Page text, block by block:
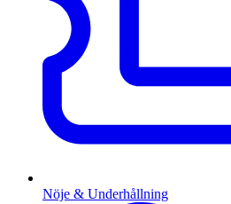
Nöje & Underhållning